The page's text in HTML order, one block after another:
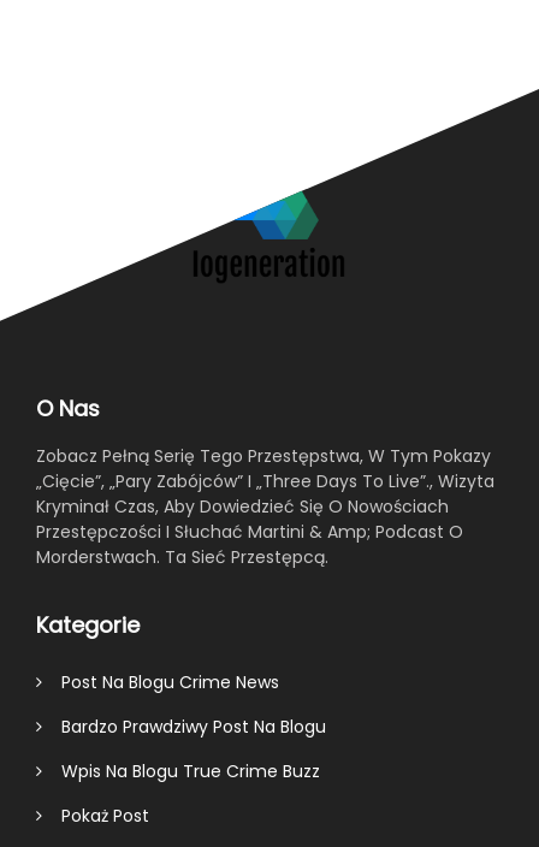
O Nas
Zobacz Pełną Serię Tego Przestępstwa, W Tym Pokazy
„Cięcie”, „Pary Zabójców” I „Three Days To Live”., Wizyta
Kryminał Czas, Aby Dowiedzieć Się O Nowościach
Przestępczości I Słuchać Martini & Amp; Podcast O
Morderstwach. Ta Sieć Przestępcą.
Kategorie
Post Na Blogu Crime News
Bardzo Prawdziwy Post Na Blogu
Wpis Na Blogu True Crime Buzz
Pokaż Post